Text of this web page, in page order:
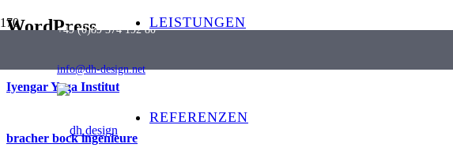
+49 (0)89 374 192 80
info@dh-design.net
LEISTUNGEN
REFERENZEN
WordPress
Iyengar Yoga Institut
bracher bock ingenieure